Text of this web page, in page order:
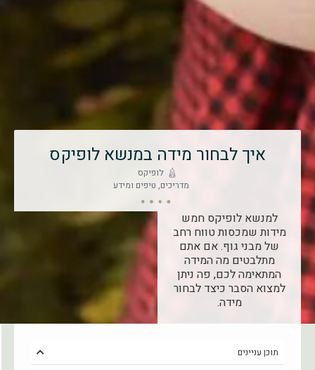
איך לבחור מידה במנשא לופיקס
לופיקס
מדריכים, טיפים ומידע
למנשא לופיקס חמש
מידות שמכסות טווח רחב
של מבני גוף. אם אתם
מתלבטים מה המידה
המתאימה לכם, פה ניתן
למצוא הסבר כיצד לבחור
מידה.
תוכן עניינים